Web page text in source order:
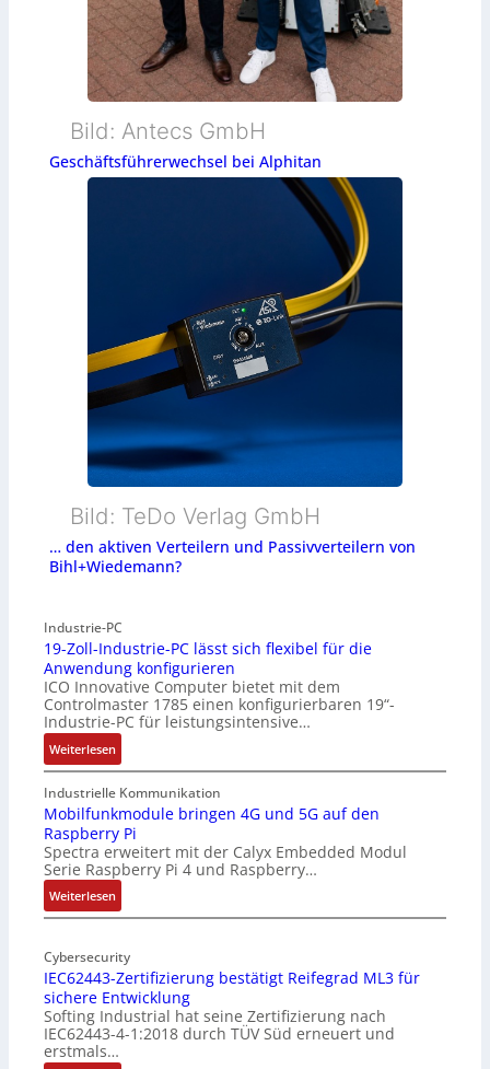
Bild: Antecs GmbH
Geschäftsführerwechsel bei Alphitan
Bild: TeDo Verlag GmbH
… den aktiven Verteilern und Passivverteilern von
Bihl+Wiedemann?
Industrie-PC
19-Zoll-Industrie-PC lässt sich flexibel für die
Anwendung konfigurieren
ICO Innovative Computer bietet mit dem
Controlmaster 1785 einen konfigurierbaren 19“-
Industrie-PC für leistungsintensive…
Weiterlesen:
1
9
-
Z
o
l
l
-
n
d
u
s
t
r
Industrielle Kommunikation
Mobilfunkmodule bringen 4G und 5G auf den
Raspberry Pi
Spectra erweitert mit der Calyx Embedded Modul
Serie Raspberry Pi 4 und Raspberry…
Weiterlesen:
M
b
i
l
f
u
n
Cybersecurity
IEC62443-Zertifizierung bestätigt Reifegrad ML3 für
sichere Entwicklung
Softing Industrial hat seine Zertifizierung nach
IEC62443-4-1:2018 durch TÜV Süd erneuert und
erstmals…